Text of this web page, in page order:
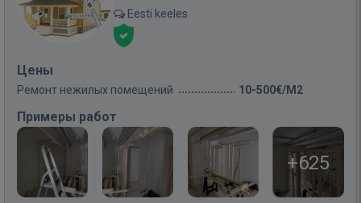
Eesti keeles
Цены
Ремонт нежилых помещений 10-500€/M2
Примеры работ
+625